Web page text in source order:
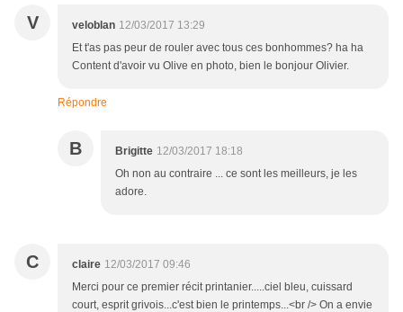
V veloblan 12/03/2017 13:29
Et t'as pas peur de rouler avec tous ces bonhommes? ha ha
Content d'avoir vu Olive en photo, bien le bonjour Olivier.
Répondre
B Brigitte 12/03/2017 18:18
Oh non au contraire ... ce sont les meilleurs, je les
adore.
C claire 12/03/2017 09:46
Merci pour ce premier récit printanier.....ciel bleu, cuissard
court, esprit grivois...c'est bien le printemps...<br /> On a envie